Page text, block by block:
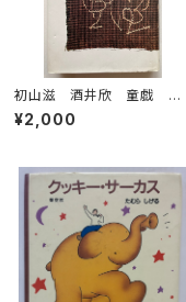
初山滋 酒井欣 童戯 昭
和58年 復刻版 第一書房
刊
¥2,000